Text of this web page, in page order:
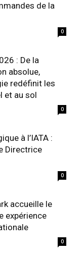
de la
0
: De la
absolue,
redéfinit les
et au sol
0
à l’IATA :
Directrice
0
accueille le
expérience
0